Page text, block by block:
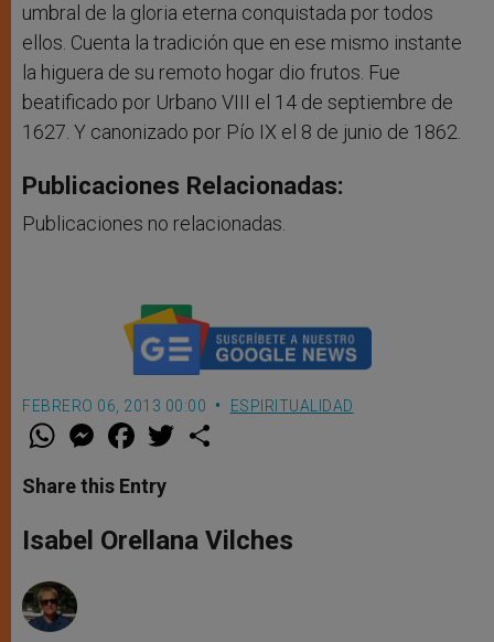
umbral de la gloria eterna conquistada por todos
ellos. Cuenta la tradición que en ese mismo instante
la higuera de su remoto hogar dio frutos. Fue
beatificado por Urbano VIII el 14 de septiembre de
1627. Y canonizado por Pío IX el 8 de junio de 1862.
Publicaciones Relacionadas:
Publicaciones no relacionadas.
FEBRERO 06, 2013 00:00 ESPIRITUALIDAD
W
t
s
p
p
M
e
s
e
g
e
F
a
e
b
o
k
w
r
Share this Entry
Isabel Orellana Vilches